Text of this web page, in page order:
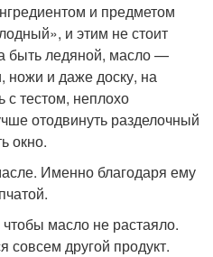
и предметом
и этим не стоит
быть ледяной, масло —
ножи и даже доску, на
с тестом, неплохо
отодвинуть разделочный
окно.
Именно благодаря ему
масло не растаяло.
совсем другой продукт.